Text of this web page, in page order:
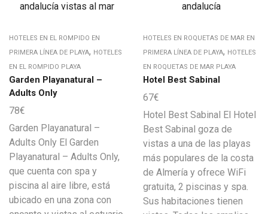
HOTELES EN EL ROMPIDO EN
PRIMERA LÍNEA DE PLAYA, HOTELES
EN EL ROMPIDO PLAYA
Garden Playanatural –
Adults Only
78€
Garden Playanatural –
Adults Only El Garden
Playanatural – Adults Only,
que cuenta con spa y
piscina al aire libre, está
ubicado en una zona con
HOTELES EN ROQUETAS DE MAR EN
PRIMERA LÍNEA DE PLAYA, HOTELES
EN ROQUETAS DE MAR PLAYA
Hotel Best Sabinal
67€
Hotel Best Sabinal El Hotel
Best Sabinal goza de
vistas a una de las playas
más populares de la costa
de Almería y ofrece WiFi
gratuita, 2 piscinas y spa.
Sus habitaciones tienen